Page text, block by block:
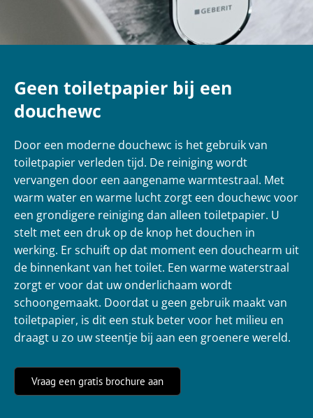
Geen toiletpapier bij een
douchewc
Door een moderne douchewc is het gebruik van
toiletpapier verleden tijd. De reiniging wordt
vervangen door een aangename warmtestraal. Met
warm water en warme lucht zorgt een douchewc voor
een grondigere reiniging dan alleen toiletpapier. U
stelt met een druk op de knop het douchen in
werking. Er schuift op dat moment een douchearm uit
de binnenkant van het toilet. Een warme waterstraal
zorgt er voor dat uw onderlichaam wordt
schoongemaakt. Doordat u geen gebruik maakt van
toiletpapier, is dit een stuk beter voor het milieu en
draagt u zo uw steentje bij aan een groenere wereld.
Vraag een gratis brochure aan